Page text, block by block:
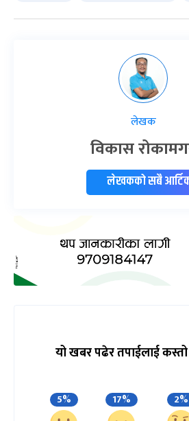
लेखक
विकास
लेखकको सबै
यो खबर पढेर तपाईलाई
5% 17% 2%